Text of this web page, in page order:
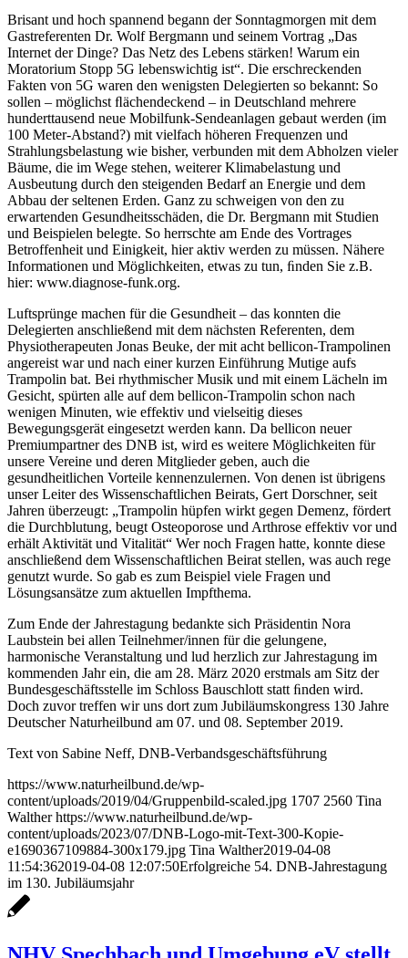
Brisant und hoch spannend begann der Sonntagmorgen mit dem
Gastreferenten Dr. Wolf Bergmann und seinem Vortrag „Das
Internet der Dinge? Das Netz des Lebens stärken! Warum ein
Moratorium Stopp 5G lebenswichtig ist“. Die erschreckenden
Fakten von 5G waren den wenigsten Delegierten so bekannt: So
sollen – möglichst ﬂächendeckend – in Deutschland mehrere
hunderttausend neue Mobilfunk-Sendeanlagen gebaut werden (im
100 Meter-Abstand?) mit vielfach höheren Frequenzen und
Strahlungsbelastung wie bisher, verbunden mit dem Abholzen vieler
Bäume, die im Wege stehen, weiterer Klimabelastung und
Ausbeutung durch den steigenden Bedarf an Energie und dem
Abbau der seltenen Erden. Ganz zu schweigen von den zu
erwartenden Gesundheitsschäden, die Dr. Bergmann mit Studien
und Beispielen belegte. So herrschte am Ende des Vortrages
Betroffenheit und Einigkeit, hier aktiv werden zu müssen. Nähere
Informationen und Möglichkeiten, etwas zu tun, ﬁnden Sie z.B.
hier: www.diagnose-funk.org.
Luftsprünge machen für die Gesundheit – das konnten die
Delegierten anschließend mit dem nächsten Referenten, dem
Physiotherapeuten Jonas Beuke, der mit acht bellicon-Trampolinen
angereist war und nach einer kurzen Einführung Mutige aufs
Trampolin bat. Bei rhythmischer Musik und mit einem Lächeln im
Gesicht, spürten alle auf dem bellicon-Trampolin schon nach
wenigen Minuten, wie effektiv und vielseitig dieses
Bewegungsgerät eingesetzt werden kann. Da bellicon neuer
Premiumpartner des DNB ist, wird es weitere Möglichkeiten für
unsere Vereine und deren Mitglieder geben, auch die
gesundheitlichen Vorteile kennenzulernen. Von denen ist übrigens
unser Leiter des Wissenschaftlichen Beirats, Gert Dorschner, seit
Jahren überzeugt: „Trampolin hüpfen wirkt gegen Demenz, fördert
die Durchblutung, beugt Osteoporose und Arthrose effektiv vor und
erhält Aktivität und Vitalität“ Wer noch Fragen hatte, konnte diese
anschließend dem Wissenschaftlichen Beirat stellen, was auch rege
genutzt wurde. So gab es zum Beispiel viele Fragen und
Lösungsansätze zum aktuellen Impfthema.
Zum Ende der Jahrestagung bedankte sich Präsidentin Nora
Laubstein bei allen Teilnehmer/innen für die gelungene,
harmonische Veranstaltung und lud herzlich zur Jahrestagung im
kommenden Jahr ein, die am 28. März 2020 erstmals am Sitz der
Bundesgeschäftsstelle im Schloss Bauschlott statt ﬁnden wird.
Doch zuvor treffen wir uns dort zum Jubiläumskongress 130 Jahre
Deutscher Naturheilbund am 07. und 08. September 2019.
Text von Sabine Neff, DNB-Verbandsgeschäftsführung
https://www.naturheilbund.de/wp-
content/uploads/2019/04/Gruppenbild-scaled.jpg 1707 2560 Tina
Walther https://www.naturheilbund.de/wp-
content/uploads/2023/07/DNB-Logo-mit-Text-300-Kopie-
e1690367109884-300x179.jpg Tina Walther2019-04-08
11:54:362019-04-08 12:07:50Erfolgreiche 54. DNB-Jahrestagung
im 130. Jubiläumsjahr